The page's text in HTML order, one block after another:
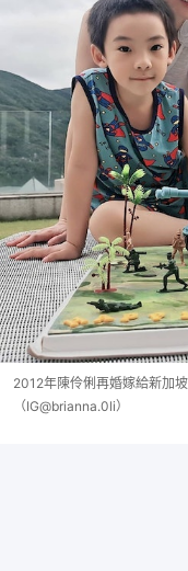
2012年陳伶俐再婚嫁給新加
（IG@brianna.0li）